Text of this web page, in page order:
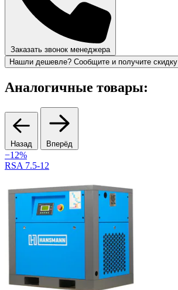
Заказать звонок менеджера
Нашли дешевле? Сообщите и получите скидку
Аналогичные товары:
Назад Вперёд
−12%
RSA 7.5-12